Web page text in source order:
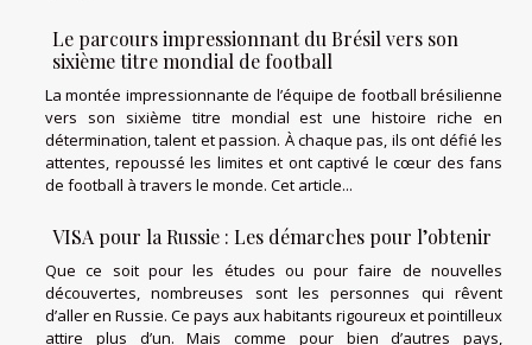
Le parcours impressionnant du Brésil vers son
sixième titre mondial de football
La montée impressionnante de l’équipe de football brésilienne
vers son sixième titre mondial est une histoire riche en
détermination, talent et passion. À chaque pas, ils ont défié les
attentes, repoussé les limites et ont captivé le cœur des fans
de football à travers le monde. Cet article...
VISA pour la Russie : Les démarches pour l’obtenir
Que ce soit pour les études ou pour faire de nouvelles
découvertes, nombreuses sont les personnes qui rêvent
d’aller en Russie. Ce pays aux habitants rigoureux et pointilleux
attire plus d’un. Mais comme pour bien d’autres pays,